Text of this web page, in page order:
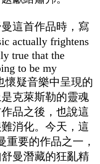
這首作品時，寫
actually frightens
true that the
to be my
懷疑音樂中呈現的
克萊斯勒的靈魂
品之後，也說這
消化。今天，這
重要的作品之一，
曼潛藏的狂亂精